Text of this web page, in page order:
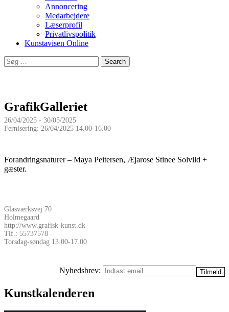
Annoncering
Medarbejdere
Læserprofil
Privatlivspolitik
Kunstavisen Online
Search
for:
GrafikGalleriet
26/04/2025 - 30/05/2025
Fernisering: 26/04/2025 14.00-16.00
Forandringsnaturer – Maya Peitersen, Æjarose Stinee Solvild +
gæster.
Glasværksvej 70
Holmegaard
http://www.grafisk-kunst.dk
Tlf.: 55737578
Torsdag-søndag 13.00-17.00
Nyhedsbrev:
Kunstkalenderen